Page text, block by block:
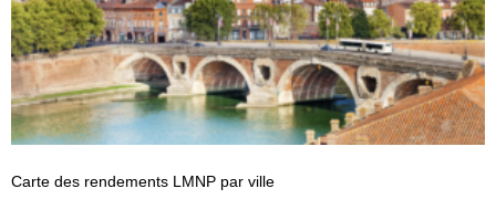
Carte des rendements LMNP par ville